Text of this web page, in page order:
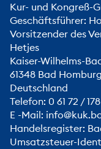
Kur- und Kongreß-
Geschäftsführer:
Vorsitzender des
Hetjes
Kaiser-Wilhelms-
61348 Bad
Deutschland
Telefon: 0 61 72 /
E -Mail:
Handelsregister:
Umsatzsteuer-